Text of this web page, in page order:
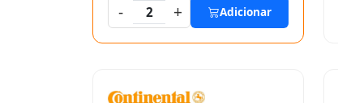
-
2 + Adicionar